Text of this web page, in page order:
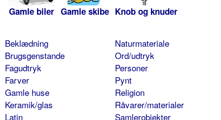
Gamle biler Gamle skibe Knob og knuder
Beklædning
Brugsgenstande
Fagudtryk
Farver
Gamle huse
Keramik/glas
Latin
Naturmateriale
Ord/udtryk
Personer
Pynt
Religion
Råvarer/materialer
Samlerobjekter